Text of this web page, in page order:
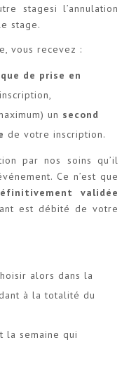
stagesi l’annulation
stage.
vous recevez :
de prise en
un second
de votre inscription.
par nos soins qu’il
Ce n’est que
validée
est débité de votre
alors dans la
à la totalité du
la semaine qui